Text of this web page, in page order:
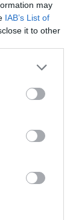
may
IAB’s List of
it to other
la pista
2022
Siguiente